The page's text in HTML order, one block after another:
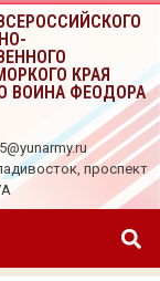
КРАЯ
ВОИНА ФЕОДОРА
проспект